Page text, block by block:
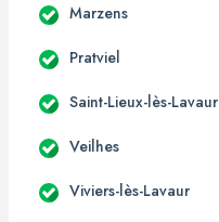
Marzens
Pratviel
Saint-Lieux-lès-Lavaur
Veilhes
Viviers-lès-Lavaur